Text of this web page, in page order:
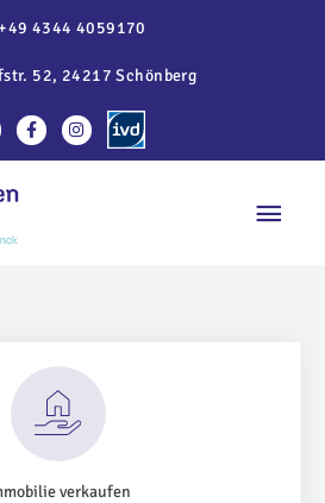
4344 4059170
52, 24217 Schönberg
verkaufen